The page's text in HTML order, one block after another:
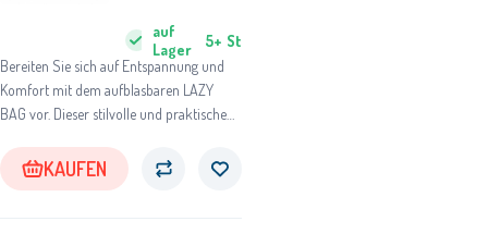
Bereiten Sie sich auf Entspannung und
Komfort mit dem aufblasbaren LAZY
BAG vor. Dieser stilvolle und praktische
Komfort überall und jederzeit zu
genießen.
auf
Lager
5+ St
KAUFEN